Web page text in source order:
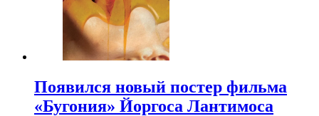
Появился новый постер фильма
«Бугония» Йоргоса Лантимоса